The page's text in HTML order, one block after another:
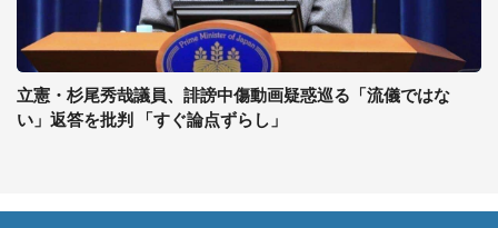
立憲・杉尾秀哉議員、誹謗中傷動画疑惑巡る「流儀ではな
い」返答を批判 「すぐ論点ずらし」